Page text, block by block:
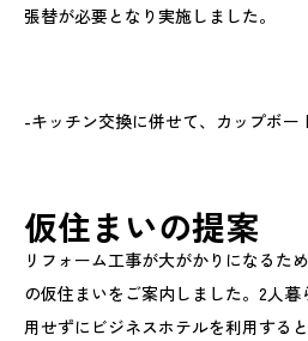
張替が必要となり実施しました。
-キッチン交換に併せて、カップボー
仮住まいの提案
リフォーム工事が大がかりになるた
の仮住まいをご案内しました。2人
用せずにビジネスホテルを利用する